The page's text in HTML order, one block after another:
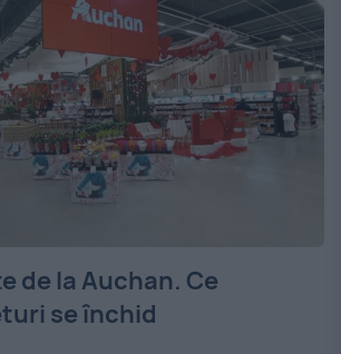
de la Auchan. Ce
se închid